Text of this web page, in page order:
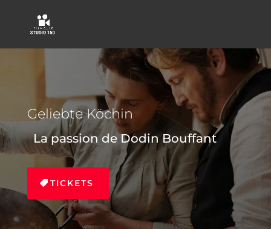
Geliebte Köchin
La passion de Dodin Bouffant
TICKETS